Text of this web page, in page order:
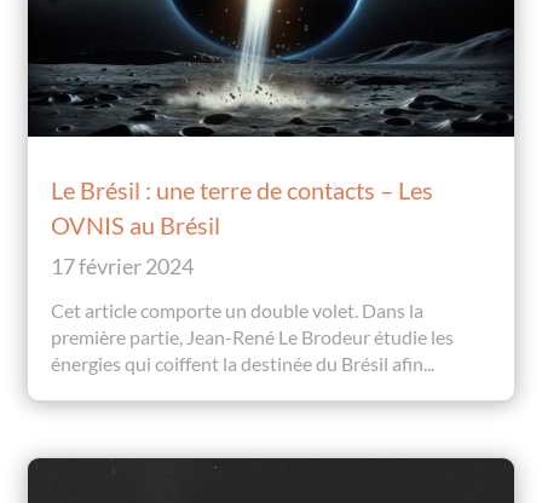
Le Brésil : une terre de contacts – Les
OVNIS au Brésil
17 février 2024
Cet article comporte un double volet. Dans la
première partie, Jean-René Le Brodeur étudie les
énergies qui coiffent la destinée du Brésil afin...